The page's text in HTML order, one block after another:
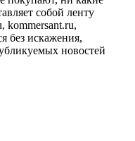
собой ленту
kommersant.ru,
без искажения,
новостей